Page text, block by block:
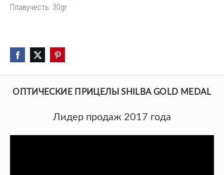
ОПТИЧЕСКИЕ ПРИЦЕЛЫ SHILBA GOLD MEDAL
Лидер продаж 2017 года
Плавучесть: 30gr